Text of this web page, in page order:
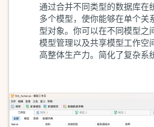
通过合并不同类型的数据库在
多个模型，使你能够在单个关
型对象。你可以在不同模型之
模型管理以及共享模型工作空
高整体生产力。简化了复杂系